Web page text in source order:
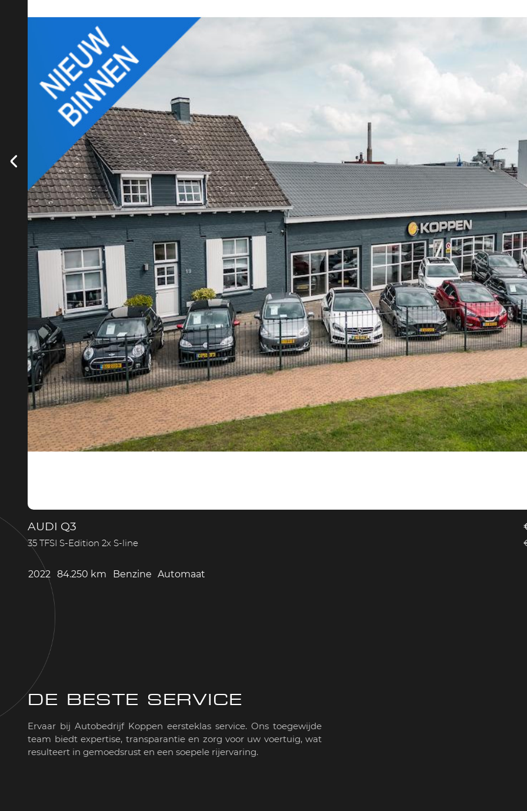
AUDI Q3
35 TFSI S-Edition 2x S-line
2022 84.250 km Benzine Automaat
DE BESTE SERVICE
Ervaar bij Autobedrijf Koppen eersteklas service. Ons toegewijde
team biedt expertise, transparantie en zorg voor uw voertuig, wat
resulteert in gemoedsrust en een soepele rijervaring.
AUTO INRUILEN
Bij Autobedrijf Koppen maken we uw auto-inruilproces moeiteloos en voordelig. Of u nu een upgrade wilt of gewoon
Bekijk service